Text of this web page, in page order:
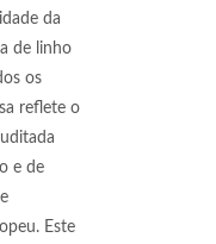
da
de linho
os
reflete o
e de
Este